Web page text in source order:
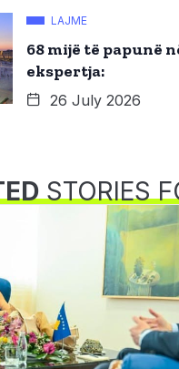
LAJME
68 mijë të papunë
ekspertja:
26 July 2026
STORIES